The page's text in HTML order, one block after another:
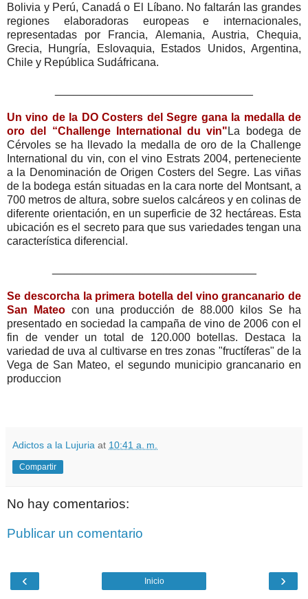
Bolivia y Perú, Canadá o El Líbano. No faltarán las grandes
regiones elaboradoras europeas e internacionales,
representadas por Francia, Alemania, Austria, Chequia,
Grecia, Hungría, Eslovaquia, Estados Unidos, Argentina,
Chile y República Sudáfricana.
Un vino de la DO Costers del Segre gana la medalla de
oro del “Challenge International du vin" La bodega de
Cérvoles se ha llevado la medalla de oro de la Challenge
International du vin, con el vino Estrats 2004, perteneciente
a la Denominación de Origen Costers del Segre. Las viñas
de la bodega están situadas en la cara norte del Montsant, a
700 metros de altura, sobre suelos calcáreos y en colinas de
diferente orientación, en un superficie de 32 hectáreas. Esta
ubicación es el secreto para que sus variedades tengan una
característica diferencial.
Se descorcha la primera botella del vino grancanario de
San Mateocon una producción de 88.000 kilos Se ha
presentado en sociedad la campaña de vino de 2006 con el
fin de vender un total de 120.000 botellas. Destaca la
variedad de uva al cultivarse en tres zonas "fructíferas" de la
Vega de San Mateo, el segundo municipio grancanario en
produccion
Adictos a la Lujuria at 10:41 a. m.
Compartir
No hay comentarios:
Publicar un comentario
‹ ›
Inicio